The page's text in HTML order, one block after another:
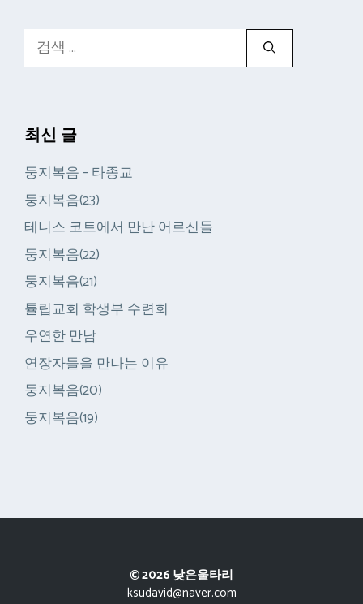
색:
최신 글
둥지복음 – 타종교
둥지복음(23)
테니스 코트에서 만난 어르신들
둥지복음(22)
둥지복음(21)
튤립교회 학생부 수련회
우연한 만남
연장자들을 만나는 이유
둥지복음(20)
둥지복음(19)
© 2026 낮은울타리
ksudavid@naver.com